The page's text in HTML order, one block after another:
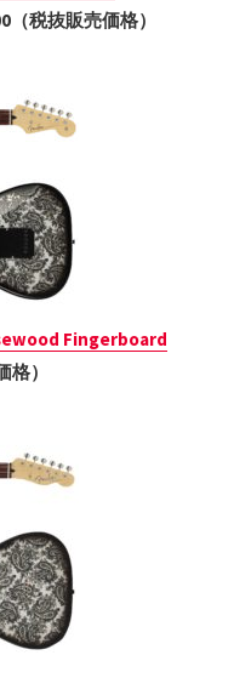
（税抜販売価格）
Fingerboard
）